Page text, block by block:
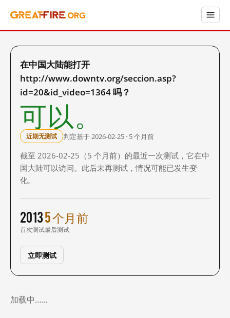
在中国大陆能打开
http://www.downtv.org/seccion.asp?
id=20&id_video=1364 吗？
可以。
近期无测试 判定基于 2026-02-25 · 5 个月前
截至 2026-02-25（5 个月前）的最近一次测试，它在中
国大陆可以访问。此后未再测试，情况可能已发生变
化。
2013
首次测试
5 个月前
最后测试
立即测试
加载中……